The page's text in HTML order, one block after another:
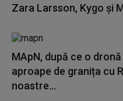
Zara Larsson, Kygo și
MApN, după ce o
aproape de granița cu
noastre...